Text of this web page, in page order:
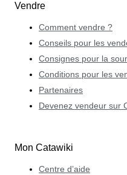
Vendre
Comment vendre ?
Conseils pour les
Consignes pour la
Conditions pour les
Partenaires
Devenez vendeur sur
Mon Catawiki
Centre d’aide